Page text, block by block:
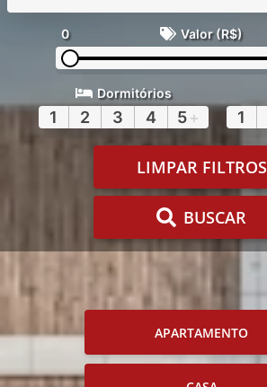
0 Valor (R$)
Dormitórios
1 2 3 4 5+ 1
LIMPAR FILTROS
BUSCAR
APARTAMENTO